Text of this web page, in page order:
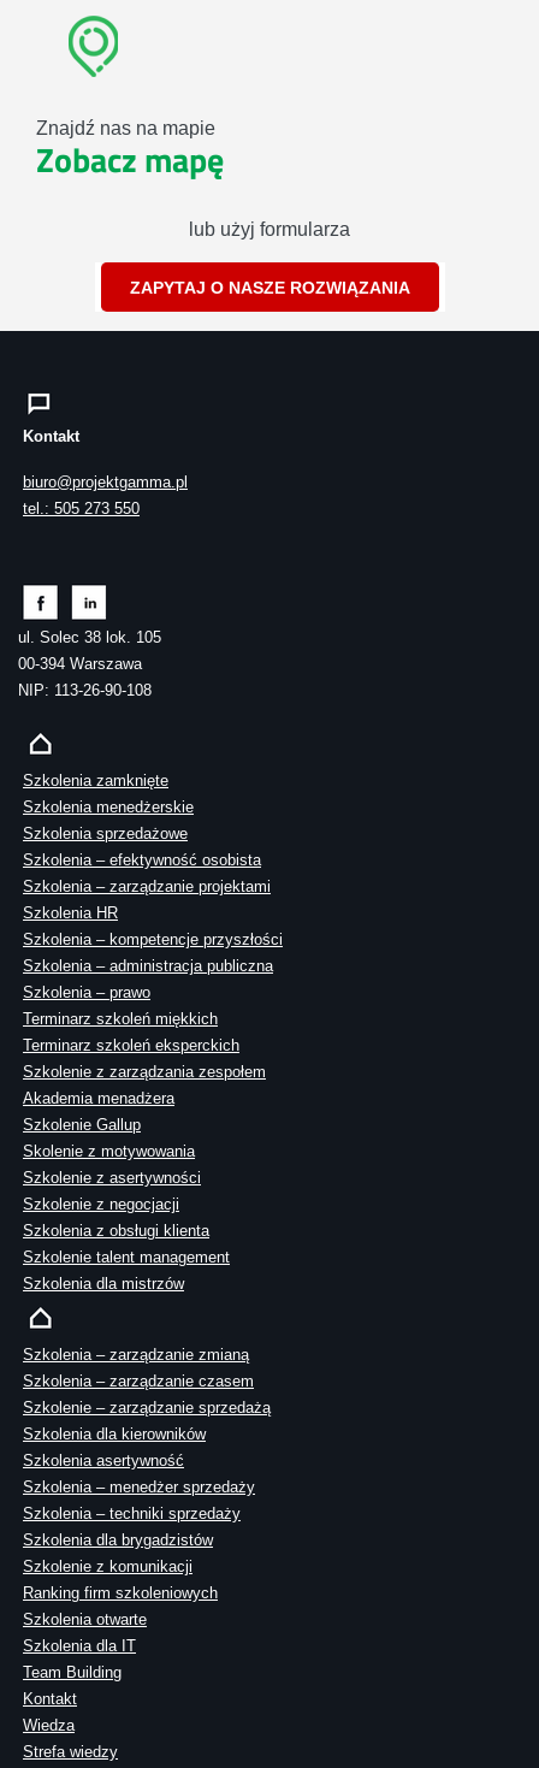
Znajdź nas na mapie
Zobacz mapę
lub użyj formularza
ZAPYTAJ O NASZE ROZWIĄZANIA
Kontakt
biuro@projektgamma.pl
tel.: 505 273 550
ul. Solec 38 lok. 105
00-394 Warszawa
NIP: 113-26-90-108
Szkolenia zamknięte
Szkolenia menedżerskie
Szkolenia sprzedażowe
Szkolenia – efektywność osobista
Szkolenia – zarządzanie projektami
Szkolenia HR
Szkolenia – kompetencje przyszłości
Szkolenia – administracja publiczna
Szkolenia – prawo
Terminarz szkoleń miękkich
Terminarz szkoleń eksperckich
Szkolenie z zarządzania zespołem
Akademia menadżera
Szkolenie Gallup
Skolenie z motywowania
Szkolenie z asertywności
Szkolenie z negocjacji
Szkolenia z obsługi klienta
Szkolenie talent management
Szkolenia dla mistrzów
Szkolenia – zarządzanie zmianą
Szkolenia – zarządzanie czasem
Szkolenie – zarządzanie sprzedażą
Szkolenia dla kierowników
Szkolenia asertywność
Szkolenia – menedżer sprzedaży
Szkolenia – techniki sprzedaży
Szkolenia dla brygadzistów
Szkolenie z komunikacji
Ranking firm szkoleniowych
Szkolenia otwarte
Szkolenia dla IT
Team Building
Kontakt
Wiedza
Strefa wiedzy